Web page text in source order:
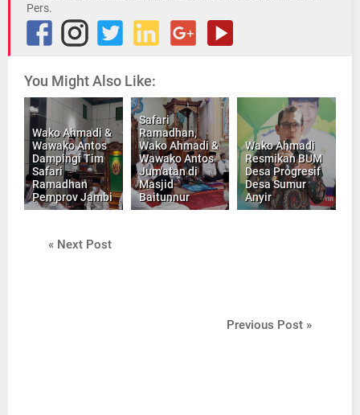
Pers.
You Might Also Like:
Wako Ahmadi &
Wawako Antos
Dampingi Tim
Safari
Ramadhan
Pemprov Jambi
Safari
Ramadhan,
Wako Ahmadi &
Wawako Antos
Jum'atan di
Masjid
Baitunnur
Wako Ahmadi
Resmikan BUM
Desa Progresif
Desa Sumur
Anyir
« Next Post
Previous Post »